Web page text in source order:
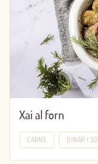
Xai al forn
CARNS DINAR I